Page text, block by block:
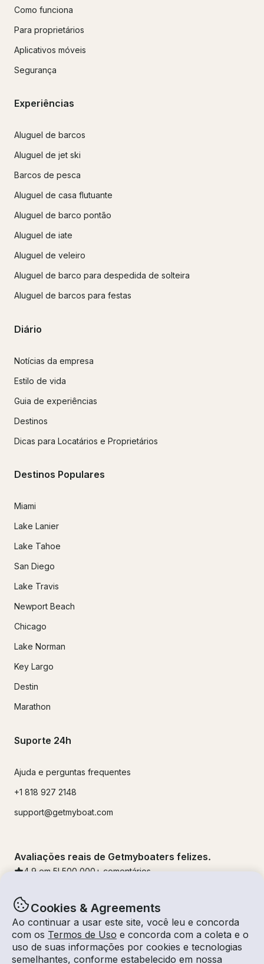
Cookies & Agreements
Ao continuar a usar este site, você leu e concorda
com os Termos de Uso e concorda com a coleta e o
uso de suas informações por cookies e tecnologias
semelhantes, conforme estabelecido em nossa
Como funciona
Para proprietários
Aplicativos móveis
Segurança
Experiências
Aluguel de barcos
Aluguel de jet ski
Barcos de pesca
Aluguel de casa flutuante
Aluguel de barco pontão
Aluguel de iate
Aluguel de veleiro
Aluguel de barco para despedida de solteira
Aluguel de barcos para festas
Diário
Notícias da empresa
Estilo de vida
Guia de experiências
Destinos
Dicas para Locatários e Proprietários
Destinos Populares
Miami
Lake Lanier
Lake Tahoe
San Diego
Lake Travis
Newport Beach
Chicago
Lake Norman
Key Largo
Destin
Marathon
Suporte 24h
Ajuda e perguntas frequentes
+1 818 927 2148
support@getmyboat.com
Avaliações reais de Getmyboaters felizes.
4.9 em 5! 500,000 + comentários